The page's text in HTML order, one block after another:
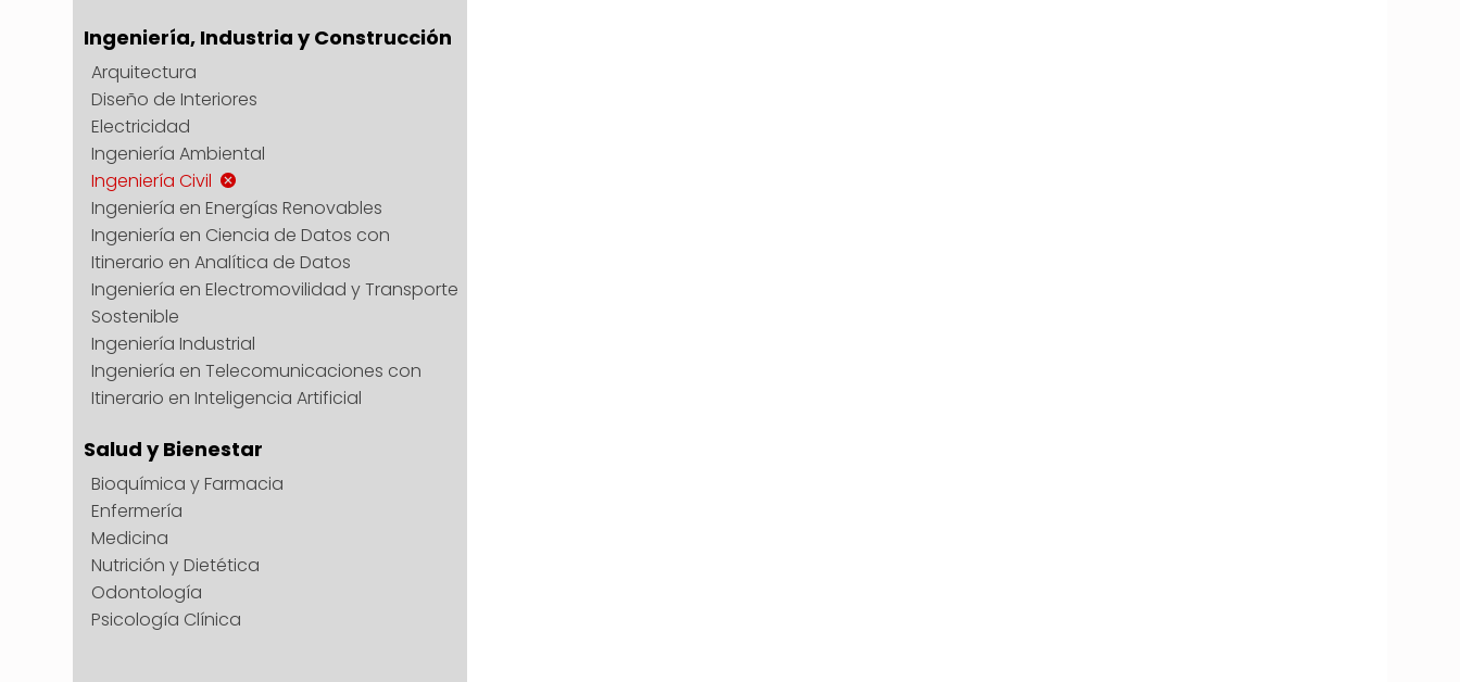
Ingeniería, Industria y Construcción
Arquitectura
Diseño de Interiores
Electricidad
Ingeniería Ambiental
Ingeniería Civil
Ingeniería en Energías Renovables
Ingeniería en Ciencia de Datos con
Itinerario en Analítica de Datos
Ingeniería en Electromovilidad y Transporte
Sostenible
Ingeniería Industrial
Ingeniería en Telecomunicaciones con
Itinerario en Inteligencia Artificial
Salud y Bienestar
Bioquímica y Farmacia
Enfermería
Medicina
Nutrición y Dietética
Odontología
Psicología Clínica